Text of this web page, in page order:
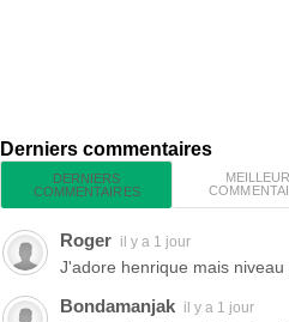
Derniers commentaires
DERNIERS
COMMENTAIRES
Roger il y a 1 jour
J'adore henrique mais
Bondamanjak il y a 1 jour